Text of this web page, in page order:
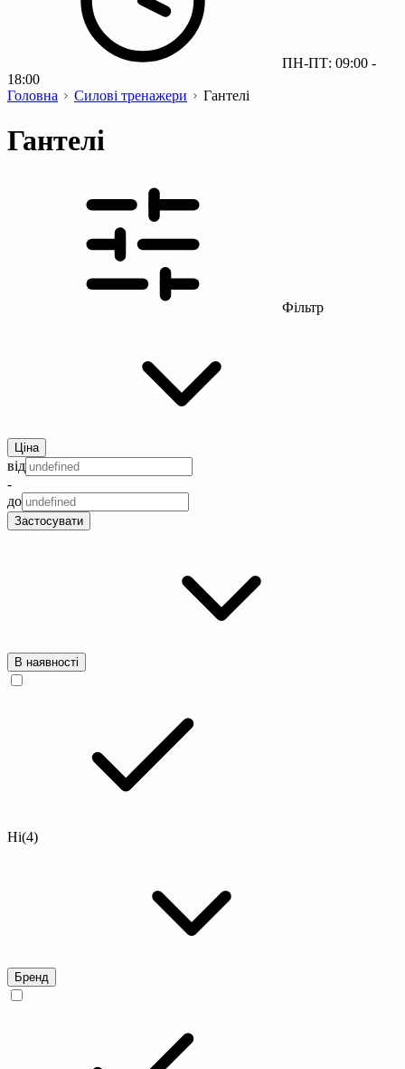
ПН-ПТ: 09:00 -
18:00
Головна
Силові тренажери Гантелі
Гантелі
Фільтр
Ціна
від
-
до
Застосувати
В наявності
Ні(4)
Бренд